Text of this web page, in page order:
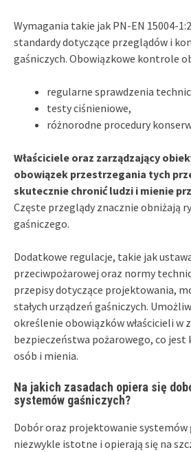
Wymagania takie jak PN-EN 15004-
standardy dotyczące przeglądów i
gaśniczych. Obowiązkowe kontrole
regularne sprawdzenia
testy ciśnieniowe,
różnorodne procedury
Właściciele oraz zarządzający
obowiązek przestrzegania tych
skutecznie chronić ludzi i mienie
Częste przeglądy znacznie obniżają
gaśniczego.
Dodatkowe regulacje, takie jak
przeciwpożarowej oraz normy
przepisy dotyczące projektowania,
stałych urządzeń gaśniczych.
określenie obowiązków właścicieli w
bezpieczeństwa pożarowego, co jest
osób i mienia.
Na jakich zasadach opiera się
systemów gaśniczych?
Dobór oraz projektowanie systemów
niezwykle istotne i opierają się na